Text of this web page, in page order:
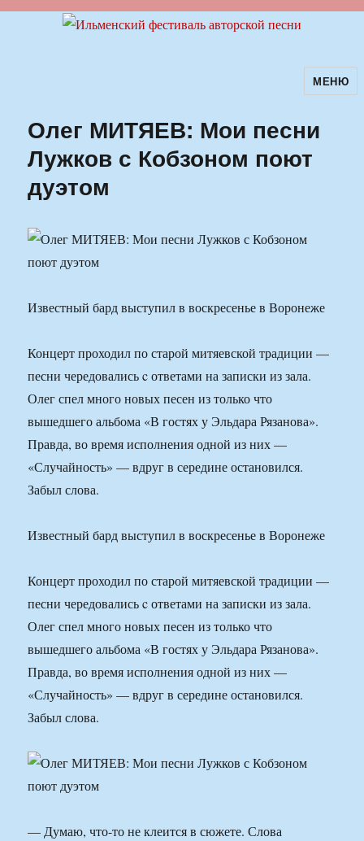
Ильменский фестиваль авторскойМЕНЮ
Олег МИТЯЕВ: Мои песни
Лужков с Кобзоном поют
дуэтом
Известный бард выступил в воскресенье в Воронеже
Концерт проходил по старой митяевской традиции —
песни чередовались c ответами на записки из зала.
Олег спел много новых песен из только что
вышедшего альбома «В гостях у Эльдара Рязанова».
Правда, во время исполнения одной из них —
«Случайность» — вдруг в середине остановился.
Забыл слова.
Известный бард выступил в воскресенье в Воронеже
Концерт проходил по старой митяевской традиции —
песни чередовались c ответами на записки из зала.
Олег спел много новых песен из только что
вышедшего альбома «В гостях у Эльдара Рязанова».
Правда, во время исполнения одной из них —
«Случайность» — вдруг в середине остановился.
Забыл слова.
— Думаю, что-то не клеится в сюжете. Слова